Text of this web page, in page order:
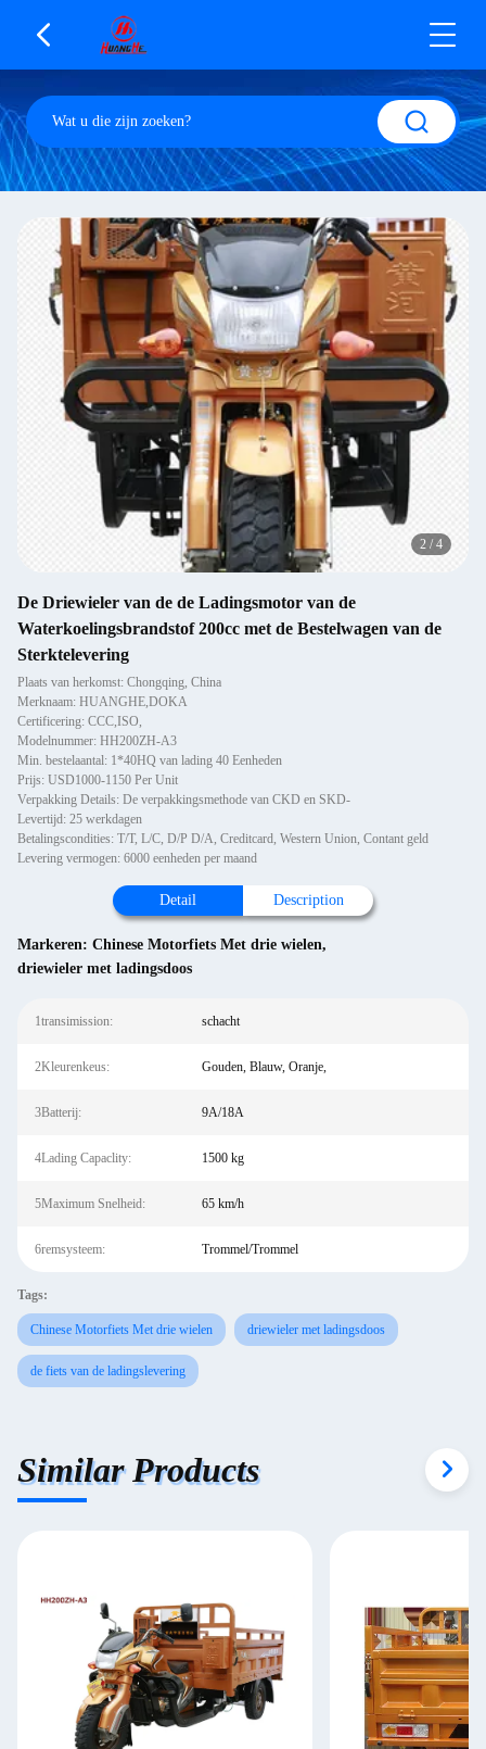
2 / 4
De Driewieler van de de Ladingsmotor van de
Waterkoelingsbrandstof 200cc met de Bestelwagen van de
Sterktelevering
Plaats van herkomst: Chongqing, China
Merknaam: HUANGHE,DOKA
Certificering: CCC,ISO,
Modelnummer: HH200ZH-A3
Min. bestelaantal: 1*40HQ van lading 40 Eenheden
Prijs: USD1000-1150 Per Unit
Verpakking Details: De verpakkingsmethode van CKD en SKD-
Levertijd: 25 werkdagen
Betalingscondities: T/T, L/C, D/P D/A, Creditcard, Western Union, Contant geld
Levering vermogen: 6000 eenheden per maand
Detail Description
Markeren: Chinese Motorfiets Met drie wielen,
driewieler met ladingsdoos
1transimission: schacht
2Kleurenkeus: Gouden, Blauw, Oranje,
3Batterij: 9A/18A
4Lading Capaclity: 1500 kg
5Maximum Snelheid: 65 km/h
6remsysteem: Trommel/Trommel
Tags:
Chinese Motorfiets Met drie wielen driewieler met ladingsdoos
de fiets van de ladingslevering
Similar Products